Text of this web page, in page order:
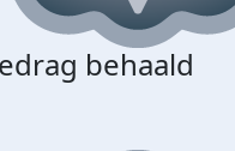
behaald